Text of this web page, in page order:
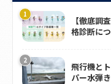
【徹底調
格診断に
飛行機と
パー水弾